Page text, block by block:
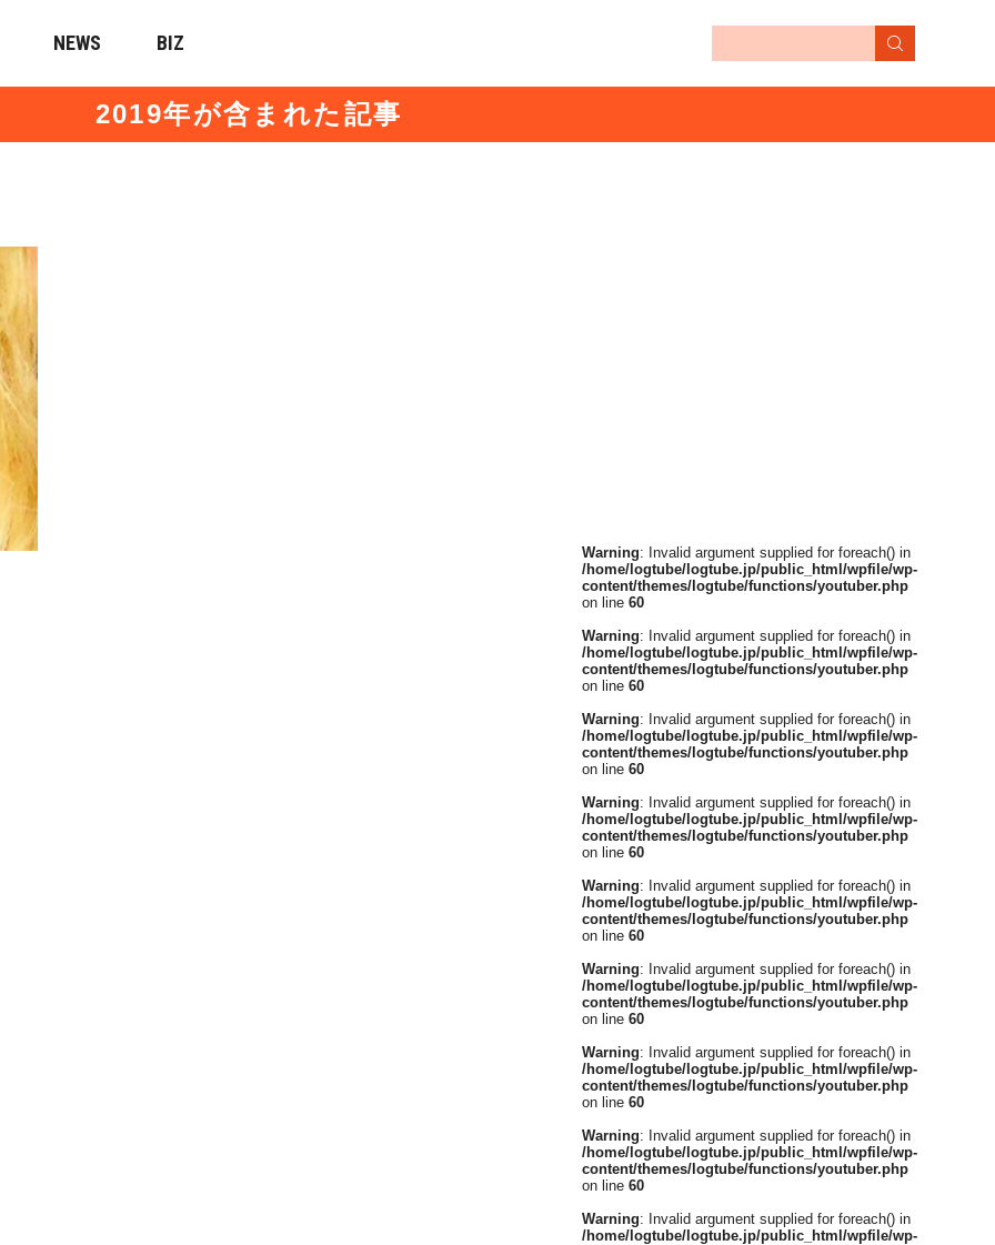
NEWS BIZ
2019年が含まれた記事
Warning: Invalid argument supplied for foreach() in
/home/logtube/logtube.jp/public_html/wpfile/wp-
content/themes/logtube/functions/youtuber.php
on line 60
Warning: Invalid argument supplied for foreach() in
/home/logtube/logtube.jp/public_html/wpfile/wp-
content/themes/logtube/functions/youtuber.php
on line 60
Warning: Invalid argument supplied for foreach() in
/home/logtube/logtube.jp/public_html/wpfile/wp-
content/themes/logtube/functions/youtuber.php
on line 60
Warning: Invalid argument supplied for foreach() in
/home/logtube/logtube.jp/public_html/wpfile/wp-
content/themes/logtube/functions/youtuber.php
on line 60
Warning: Invalid argument supplied for foreach() in
/home/logtube/logtube.jp/public_html/wpfile/wp-
content/themes/logtube/functions/youtuber.php
on line 60
Warning: Invalid argument supplied for foreach() in
/home/logtube/logtube.jp/public_html/wpfile/wp-
content/themes/logtube/functions/youtuber.php
on line 60
Warning: Invalid argument supplied for foreach() in
/home/logtube/logtube.jp/public_html/wpfile/wp-
content/themes/logtube/functions/youtuber.php
on line 60
Warning: Invalid argument supplied for foreach() in
/home/logtube/logtube.jp/public_html/wpfile/wp-
content/themes/logtube/functions/youtuber.php
on line 60
Warning: Invalid argument supplied for foreach() in
/home/logtube/logtube.jp/public_html/wpfile/wp-